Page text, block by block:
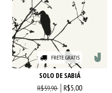
FRETE GRÁTIS
SOLO DE SABIÁ
R$59,90 R$5,00